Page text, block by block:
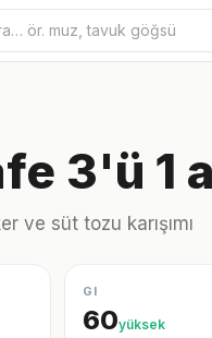
3'ü 1
ve süt tozu karışımı
GI
60yüksek